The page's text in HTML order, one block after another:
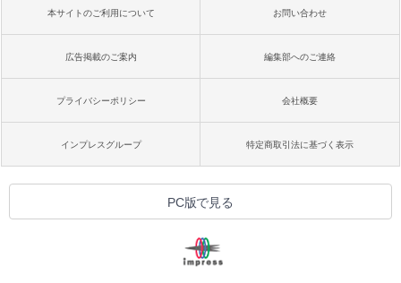
本サイトのご利用について お問い合わせ
広告掲載のご案内 編集部へのご連絡
プライバシーポリシー 会社概要
インプレスグループ 特定商取引法に基づく表示
PC版で見る